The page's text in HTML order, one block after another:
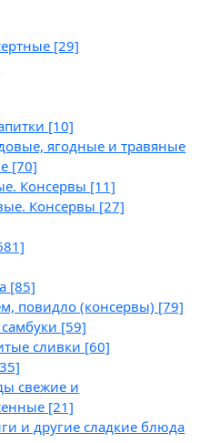
[29]
[10]
ягодные и травяные
[70]
Консервы [11]
Консервы [27]
[85]
повидло (консервы) [79]
[59]
сливки [60]
свежие и
[21]
и другие сладкие блюда